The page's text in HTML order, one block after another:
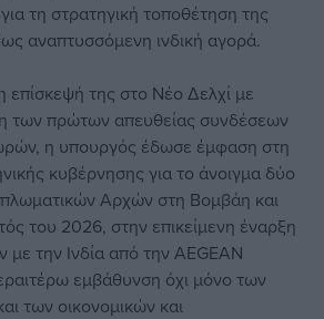
τη στρατηγική τοποθέτηση της
αναπτυσσόμενη ινδική αγορά.
της στο Νέο Δελχί με
των πρώτων απευθείας συνδέσεων
η υπουργός έδωσε έμφαση στη
κυβέρνησης για το άνοιγμα δύο
Αρχών στη Βομβάη και
του 2026, στην επικείμενη έναρξη
με την Ινδία από την AEGEAN
εμβάθυνση όχι μόνο των
των οικονομικών και